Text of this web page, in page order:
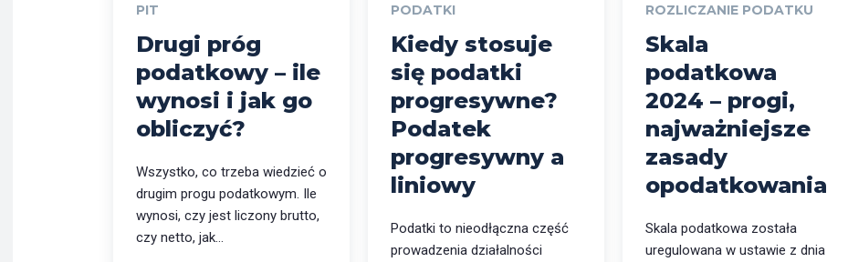
PIT
Drugi próg
podatkowy – ile
wynosi i jak go
obliczyć?
Wszystko, co trzeba wiedzieć o
drugim progu podatkowym. Ile
wynosi, czy jest liczony brutto,
czy netto, jak...
PODATKI
Kiedy stosuje
się podatki
progresywne?
Podatek
progresywny a
liniowy
Podatki to nieodłączna część
prowadzenia działalności
ROZLICZANIE PODATKU
Skala
podatkowa
2024 – progi,
najważniejsze
zasady
opodatkowania
Skala podatkowa została
uregulowana w ustawie z dnia